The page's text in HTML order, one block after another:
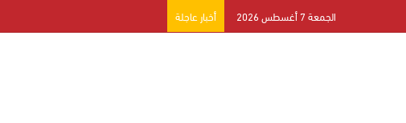
الجمعة 7 أغسطس 2026 أخبار عاجلة